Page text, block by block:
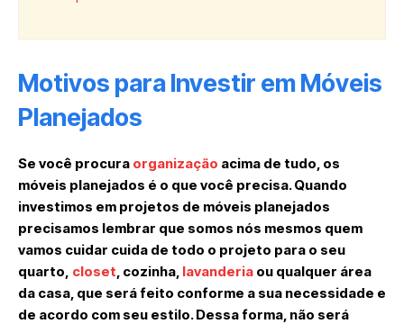
Motivos para Investir em Móveis
Planejados
Se você procura organização acima de tudo, os
móveis planejados é o que você precisa. Quando
investimos em projetos de móveis planejados
precisamos lembrar que somos nós mesmos quem
vamos cuidar cuida de todo o projeto para o seu
quarto, closet, cozinha, lavanderia ou qualquer área
da casa, que será feito conforme a sua necessidade e
de acordo com seu estilo. Dessa forma, não será